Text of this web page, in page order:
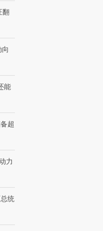
住三大增长引擎是什么？
翻
能
超
力
统